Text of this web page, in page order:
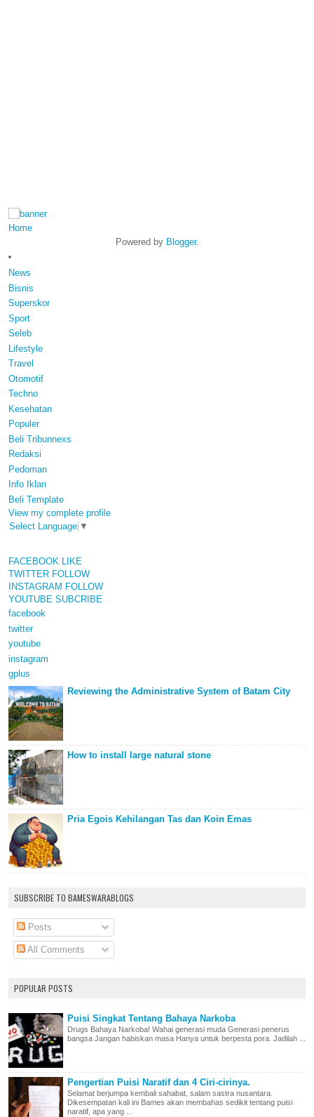
Home
Powered by Blogger.
News
Bisnis
Superskor
Sport
Seleb
Lifestyle
Travel
Otomotif
Techno
Kesehatan
Populer
Beli Tribunnexs
Redaksi
Pedoman
Info Iklan
Beli Template
View my complete profile
Select Language ▼
FACEBOOK LIKE
TWITTER FOLLOW
INSTAGRAM FOLLOW
YOUTUBE SUBCRIBE
facebook
twitter
youtube
instagram
gplus
Reviewing the Administrative System of Batam City
How to install large natural stone
Pria Egois Kehilangan Tas dan Koin Emas
SUBSCRIBE TO BAMESWARABLOGS
Posts
All Comments
POPULAR POSTS
Puisi Singkat Tentang Bahaya Narkoba
Drugs Bahaya Narkoba! Wahai generasi muda Generasi penerus
bangsa Jangan habiskan masa Hanya untuk berpesta pora. Jadilah ...
Pengertian Puisi Naratif dan 4 Ciri-cirinya.
Selamat berjumpa kembali sahabat, salam sastra nusantara.
Dikesempatan kali ini Bames akan membahas sedikit tentang puisi
naratif, apa yang ...